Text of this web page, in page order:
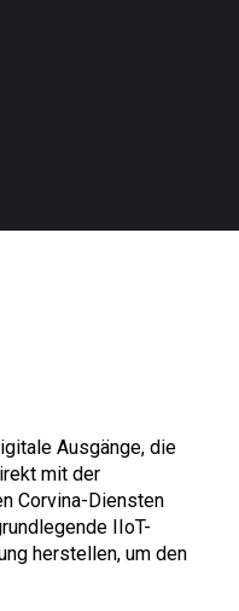
Ausgänge, die
mit der
Corvina-Diensten
IIoT-
herstellen, um den